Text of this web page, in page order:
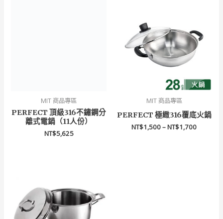
MIT 商品專區
PERFECT 頂級316不鏽鋼分
離式電鍋（11人份）
NT$5,625
MIT 商品專區
PERFECT 極緻316覆底火鍋
NT$1,500–NT$1,700
到
NT$1,875
到
NT$3,250